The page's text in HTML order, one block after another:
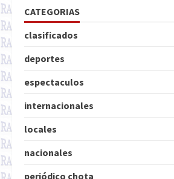
CATEGORIAS
clasificados
deportes
espectaculos
internacionales
locales
nacionales
periódico chota